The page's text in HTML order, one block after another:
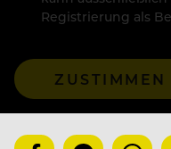
Registrierung als
ZUSTIMMEN